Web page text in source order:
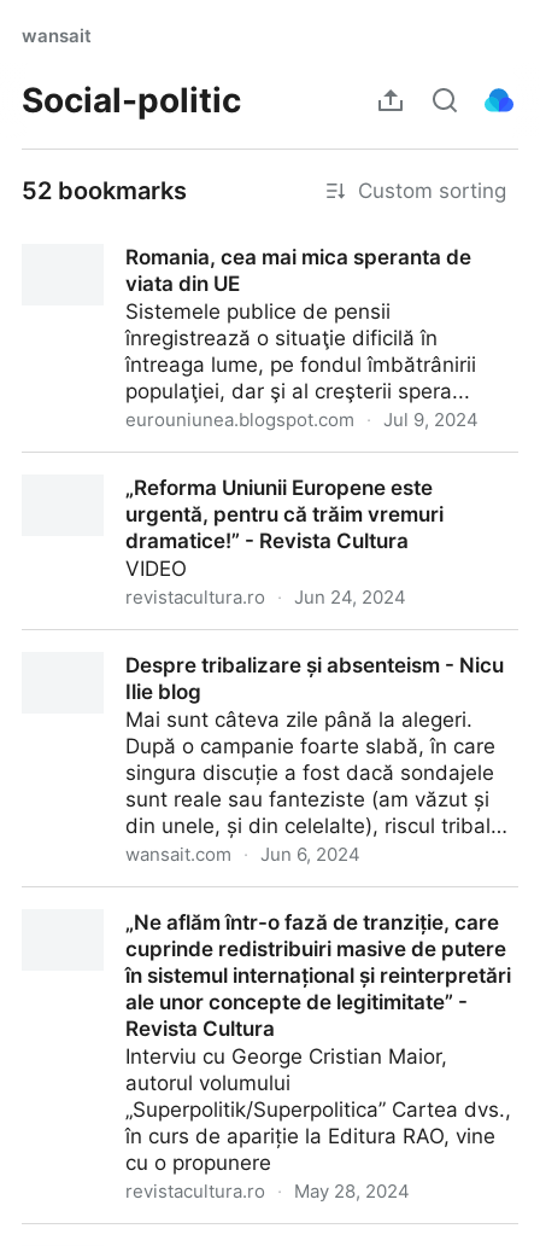
wansait
Social-politic
52 bookmarks Custom sorting
Romania, cea mai mica speranta de
viata din UE
Sistemele publice de pensii
înregistrează o situaţie dificilă în
întreaga lume, pe fondul îmbătrânirii
populaţiei, dar şi al creşterii spera...
eurouniunea.blogspot.com · Jul 9, 2024
„Reforma Uniunii Europene este
urgentă, pentru că trăim vremuri
dramatice!” - Revista Cultura
VIDEO
revistacultura.ro · Jun 24, 2024
trăim vremuri dramatice!” - Revista Cultura
Despre tribalizare și absenteism - Nicu
Ilie blog
Mai sunt câteva zile până la alegeri.
După o campanie foarte slabă, în care
singura discuție a fost dacă sondajele
sunt reale sau fanteziste (am văzut și
din unele, și din celelalte), riscul tribal…
wansait.com · Jun 6, 2024
„Ne aflăm într-o fază de tranziție, care
cuprinde redistribuiri masive de putere
în sistemul internațional și reinterpretări
ale unor concepte de legitimitate” -
Revista Cultura
Interviu cu George Cristian Maior,
autorul volumului
„Superpolitik/Superpolitica” Cartea dvs.,
în curs de apariție la Editura RAO, vine
cu o propunere
revistacultura.ro · May 28, 2024